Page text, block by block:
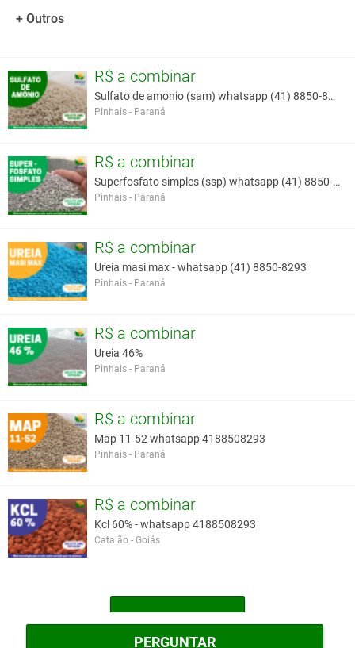
PERGUNTAR
+ Outros
R$ a combinar
Sulfato de amonio (sam) whatsapp (41) 8850-8293
Pinhais - Paraná
R$ a combinar
Superfosfato simples (ssp) whatsapp (41) 8850-8293
Pinhais - Paraná
R$ a combinar
Ureia masi max - whatsapp (41) 8850-8293
Pinhais - Paraná
R$ a combinar
Ureia 46%
Pinhais - Paraná
R$ a combinar
Map 11-52 whatsapp 4188508293
Pinhais - Paraná
R$ a combinar
Kcl 60% - whatsapp 4188508293
Catalão - Goiás